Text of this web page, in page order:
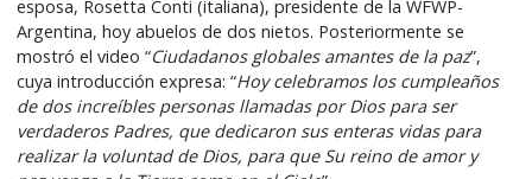
esposa, Rosetta Conti (italiana), presidente de la WFWP-
Argentina, hoy abuelos de dos nietos. Posteriormente se
mostró el video “Ciudadanos globales amantes de la paz”,
cuya introducción expresa: “Hoy celebramos los cumpleaños
de dos increíbles personas llamadas por Dios para ser
verdaderos Padres, que dedicaron sus enteras vidas para
realizar la voluntad de Dios, para que Su reino de amor y